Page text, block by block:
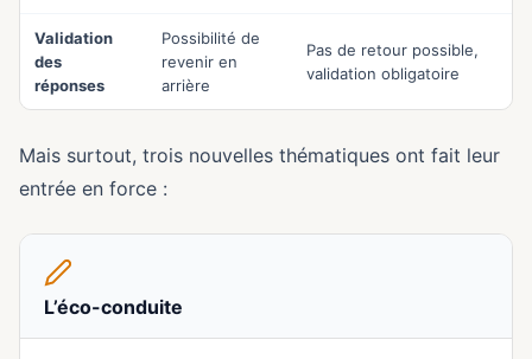
Validation
des
réponses
Possibilité de
revenir en
arrière
Pas de retour possible,
validation obligatoire
Mais surtout, trois nouvelles thématiques ont fait leur
entrée en force :
L’éco-conduite